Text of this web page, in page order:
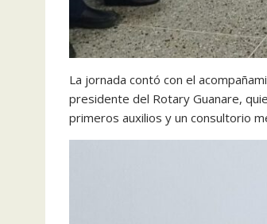
La jornada contó con el
presidente del Rotary Guanare,
primeros auxilios y un consultorio